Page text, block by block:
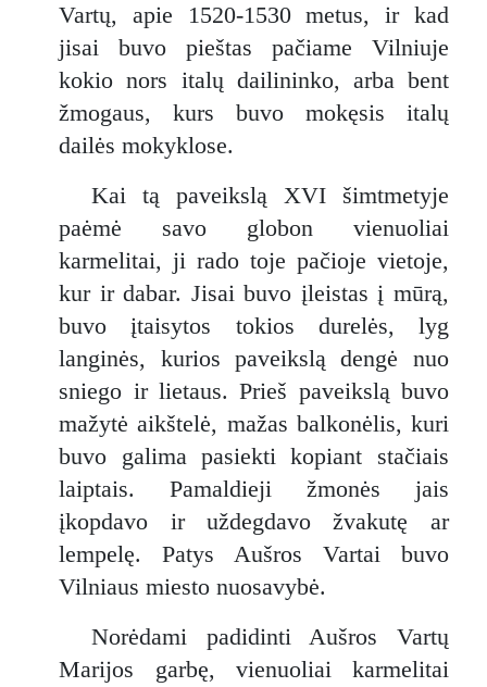
Vartų, apie 1520-1530 metus, ir kad
jisai buvo pieštas pačiame Vilniuje
kokio nors italų dailininko, arba bent
žmogaus, kurs buvo mokęsis italų
dailės mokyklose.
Kai tą paveikslą XVI šimtmetyje
paėmė savo globon vienuoliai
karmelitai, ji rado toje pačioje vietoje,
kur ir dabar. Jisai buvo įleistas į mūrą,
buvo įtaisytos tokios durelės, lyg
langinės, kurios paveikslą dengė nuo
sniego ir lietaus. Prieš paveikslą buvo
mažytė aikštelė, mažas balkonėlis, kuri
buvo galima pasiekti kopiant stačiais
laiptais. Pamaldieji žmonės jais
įkopdavo ir uždegdavo žvakutę ar
lempelę. Patys Aušros Vartai buvo
Vilniaus miesto nuosavybė.
Norėdami padidinti Aušros Vartų
Marijos garbę, vienuoliai karmelitai